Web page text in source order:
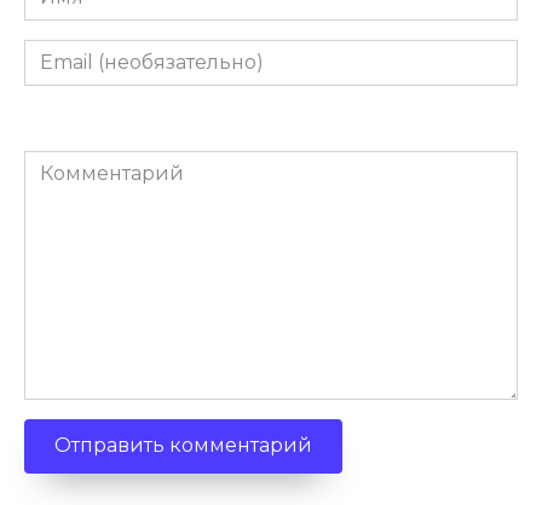
Email
(необязательно)
Комментарий